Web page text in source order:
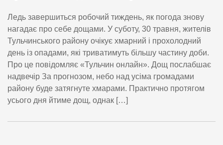
Ледь завершиться робочий тиждень, як погода знову
нагадає про себе дощами. У суботу, 30 травня, жителів
Тульчинського району очікує хмарний і прохолодний
день із опадами, які триватимуть більшу частину доби.
Про це повідомляє «Тульчин онлайн». Дощ послабшає
надвечір За прогнозом, небо над усіма громадами
району буде затягнуте хмарами. Практично протягом
усього дня йтиме дощ, однак […]